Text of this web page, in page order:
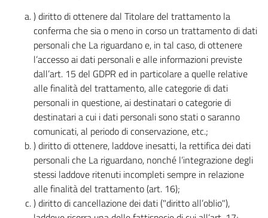
) diritto di ottenere dal Titolare del trattamento la
conferma che sia o meno in corso un trattamento di dati
personali che La riguardano e, in tal caso, di ottenere
l’accesso ai dati personali e alle informazioni previste
dall’art. 15 del GDPR ed in particolare a quelle relative
alle finalità del trattamento, alle categorie di dati
personali in questione, ai destinatari o categorie di
destinatari a cui i dati personali sono stati o saranno
comunicati, al periodo di conservazione, etc.;
) diritto di ottenere, laddove inesatti, la rettifica dei dati
personali che La riguardano, nonché l’integrazione degli
stessi laddove ritenuti incompleti sempre in relazione
alle finalità del trattamento (art. 16);
) diritto di cancellazione dei dati ("diritto all’oblio"),